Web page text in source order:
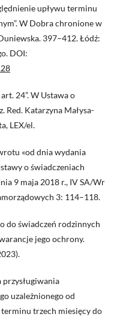
upływu terminu
W Dobra chronione w
397–412. Łódź:
DOI:
24”. W Ustawa o
Red. Katarzyna Małysa-
LEX/el.
«od dnia wydania
o świadczeniach
9 maja 2018 r., IV SA/Wr
3: 114–118.
do świadczeń rodzinnych
jego ochrony.
przysługiwania
uzależnionego od
trzech miesięcy do